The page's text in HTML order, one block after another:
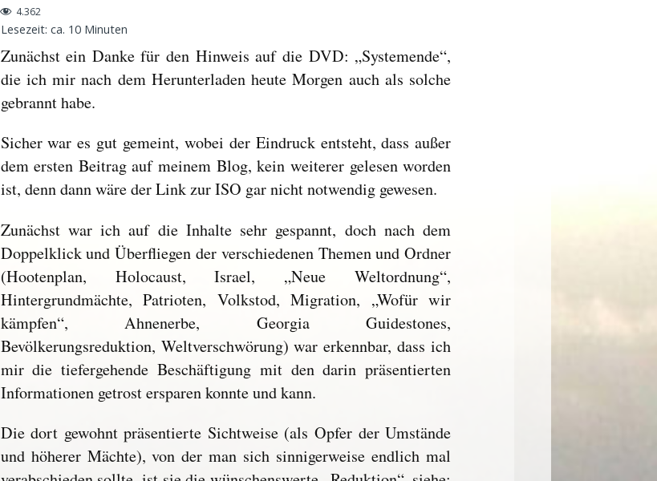
4.362
Lesezeit: ca. 10 Minuten
Zunächst ein Danke für den Hinweis auf die DVD: „Systemende“,
die ich mir nach dem Herunterladen heute Morgen auch als solche
gebrannt habe.
Sicher war es gut gemeint, wobei der Eindruck entsteht, dass außer
dem ersten Beitrag auf meinem Blog, kein weiterer gelesen worden
ist, denn dann wäre der Link zur ISO gar nicht notwendig gewesen.
Zunächst war ich auf die Inhalte sehr gespannt, doch nach dem
Doppelklick und Überfliegen der verschiedenen Themen und Ordner
(Hootenplan, Holocaust, Israel, „Neue Weltordnung“,
Hintergrundmächte, Patrioten, Volkstod, Migration, „Wofür wir
kämpfen“, Ahnenerbe, Georgia Guidestones,
Bevölkerungsreduktion, Weltverschwörung) war erkennbar, dass ich
mir die tiefergehende Beschäftigung mit den darin präsentierten
Informationen getrost ersparen konnte und kann.
Die dort gewohnt präsentierte Sichtweise (als Opfer der Umstände
und höherer Mächte), von der man sich sinnigerweise endlich mal